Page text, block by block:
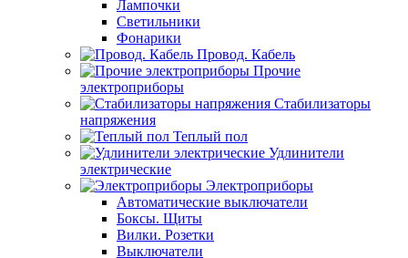
Лампочки
Светильники
Фонарики
Провод. Кабель
Прочие
электроприборы
Стабилизаторы
напряжения
Теплый пол
Удлинители
электрические
Электроприборы
Автоматические выключатели
Боксы. Щиты
Вилки. Розетки
Выключатели